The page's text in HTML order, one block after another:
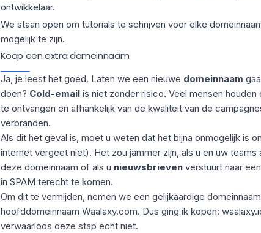
ontwikkelaar.
We staan open om tutorials te schrijven voor elke
mogelijk te zijn.
Koop een extra domeinnaam
Ja, je leest het goed. Laten we een nieuwe domeinnaam
doen? Cold-emailis niet zonder risico. Veel mensen
te ontvangen en afhankelijk van de kwaliteit van de
verbranden.
Als dit het geval is, moet u weten dat het bijna onmogelijk is
internet vergeet niet). Het zou jammer zijn, als u en uw
deze domeinnaam of als u nieuwsbrievenverstuurt naar
in SPAM terecht te komen.
Om dit te vermijden, nemen we een gelijkaardige
hoofddomeinnaam Waalaxy.com. Dus ging ik kopen:
verwaarloos deze stap echt niet.